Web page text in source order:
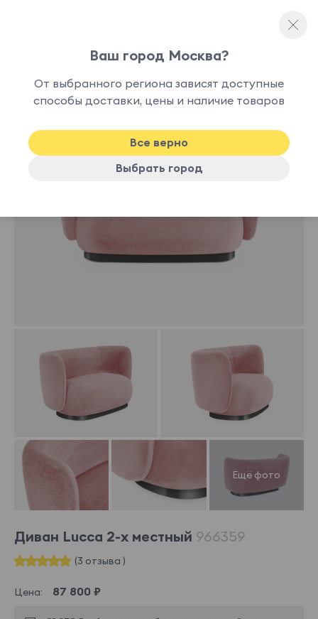
Хит
Диван Lucca 2-х местный 966359
(3 отзыва )
Цена: 87 800 ₽
Ваш город Москва?
От выбранного региона зависят доступные
способы доставки, цены и наличие товаров
Все верно
Выбрать город